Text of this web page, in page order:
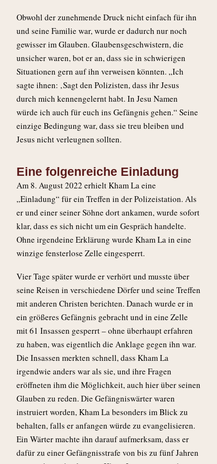
Obwohl der zunehmende Druck nicht einfach für ihn
und seine Familie war, wurde er dadurch nur noch
gewisser im Glauben. Glaubensgeschwistern, die
unsicher waren, bot er an, dass sie in schwierigen
Situationen gern auf ihn verweisen könnten. „Ich
sagte ihnen: ‚Sagt den Polizisten, dass ihr Jesus
durch mich kennengelernt habt. In Jesu Namen
würde ich auch für euch ins Gefängnis gehen.“ Seine
einzige Bedingung war, dass sie treu bleiben und
Jesus nicht verleugnen sollten.
Eine folgenreiche Einladung
Am 8. August 2022 erhielt Kham La eine
„Einladung“ für ein Treffen in der Polizeistation. Als
er und einer seiner Söhne dort ankamen, wurde sofort
klar, dass es sich nicht um ein Gespräch handelte.
Ohne irgendeine Erklärung wurde Kham La in eine
winzige fensterlose Zelle eingesperrt.
Vier Tage später wurde er verhört und musste über
seine Reisen in verschiedene Dörfer und seine Treffen
mit anderen Christen berichten. Danach wurde er in
ein größeres Gefängnis gebracht und in eine Zelle
mit 61 Insassen gesperrt – ohne überhaupt erfahren
zu haben, was eigentlich die Anklage gegen ihn war.
Die Insassen merkten schnell, dass Kham La
irgendwie anders war als sie, und ihre Fragen
eröffneten ihm die Möglichkeit, auch hier über seinen
Glauben zu reden. Die Gefängniswärter waren
instruiert worden, Kham La besonders im Blick zu
behalten, falls er anfangen würde zu evangelisieren.
Ein Wärter machte ihn darauf aufmerksam, dass er
dafür zu einer Gefängnisstrafe von bis zu fünf Jahren